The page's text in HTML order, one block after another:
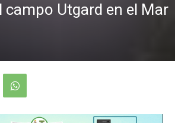
campo Utgard en el Mar